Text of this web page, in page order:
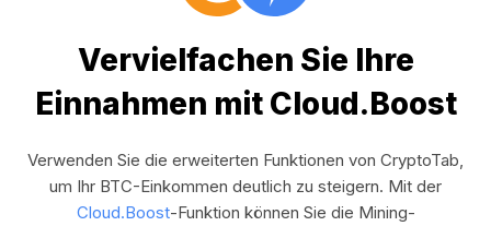
Vervielfachen Sie Ihre
Einnahmen mit Cloud.Boost
Verwenden Sie die erweiterten Funktionen von CryptoTab,
um Ihr BTC-Einkommen deutlich zu steigern. Mit der
Cloud.Boost-Funktion können Sie die Mining-